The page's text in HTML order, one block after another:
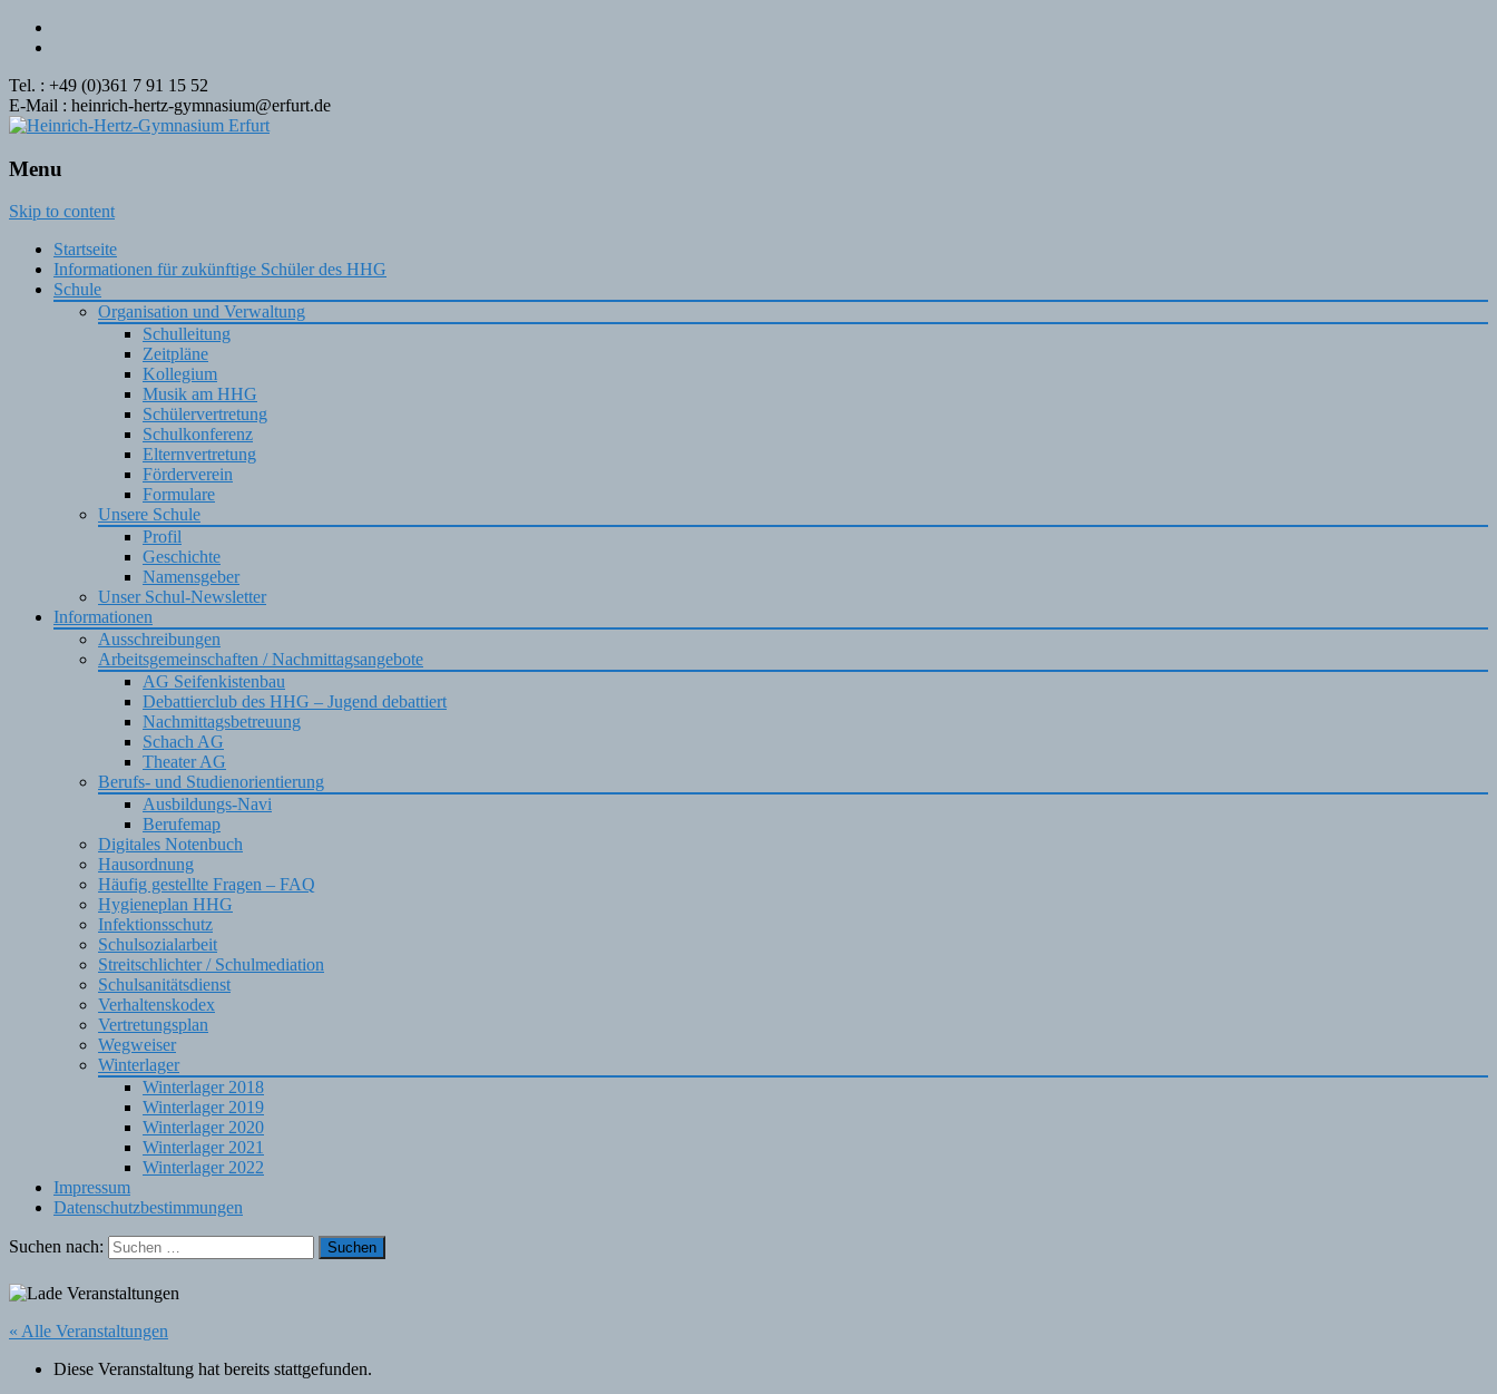
Tel. : +49 (0)361 7 91 15 52
E-Mail : heinrich-hertz-gymnasium@erfurt.de
Menu
Skip to content
Startseite
Informationen für zukünftige Schüler des HHG
Schule
Organisation und Verwaltung
Schulleitung
Zeitpläne
Kollegium
Musik am HHG
Schülervertretung
Schulkonferenz
Elternvertretung
Förderverein
Formulare
Unsere Schule
Profil
Geschichte
Namensgeber
Unser Schul-Newsletter
Informationen
Ausschreibungen
Arbeitsgemeinschaften / Nachmittagsangebote
AG Seifenkistenbau
Debattierclub des HHG – Jugend debattiert
Nachmittagsbetreuung
Schach AG
Theater AG
Berufs- und Studienorientierung
Ausbildungs-Navi
Berufemap
Digitales Notenbuch
Hausordnung
Häufig gestellte Fragen – FAQ
Hygieneplan HHG
Infektionsschutz
Schulsozialarbeit
Streitschlichter / Schulmediation
Schulsanitätsdienst
Verhaltenskodex
Vertretungsplan
Wegweiser
Winterlager
Winterlager 2018
Winterlager 2019
Winterlager 2020
Winterlager 2021
Winterlager 2022
Impressum
Datenschutzbestimmungen
Suchen nach:
« Alle Veranstaltungen
Diese Veranstaltung hat bereits stattgefunden.